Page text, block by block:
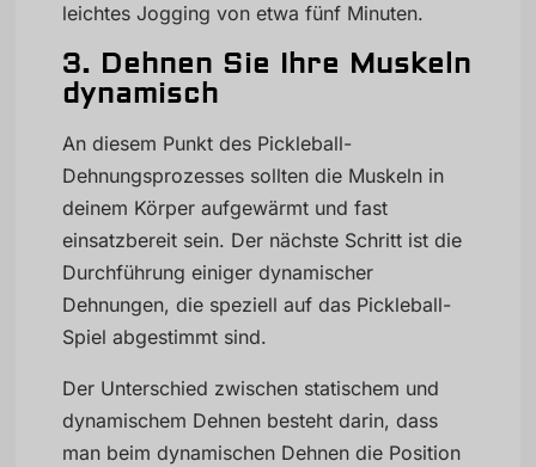
leichtes Jogging von etwa fünf Minuten.
3. Dehnen Sie Ihre Muskeln
dynamisch
An diesem Punkt des Pickleball-
Dehnungsprozesses sollten die Muskeln in
deinem Körper aufgewärmt und fast
einsatzbereit sein. Der nächste Schritt ist die
Durchführung einiger dynamischer
Dehnungen, die speziell auf das Pickleball-
Spiel abgestimmt sind.
Der Unterschied zwischen statischem und
dynamischem Dehnen besteht darin, dass
man beim dynamischen Dehnen die Position